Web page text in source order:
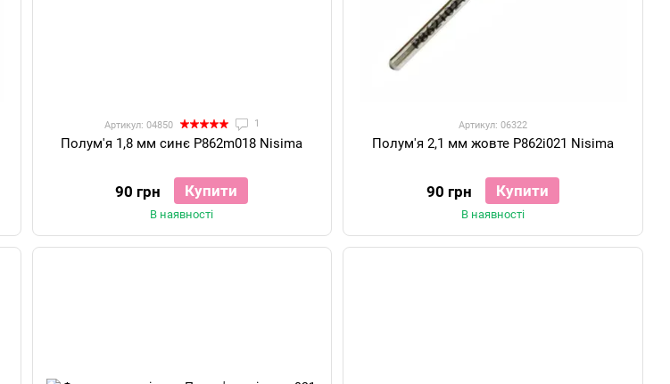
Артикул: 04850 1
Полум'я 1,8 мм синє P862m018 Nisima
90 грн Купити
В наявності
Артикул: 06322
Полум'я 2,1 мм жовте P862i021 Nisima
90 грн Купити
В наявності